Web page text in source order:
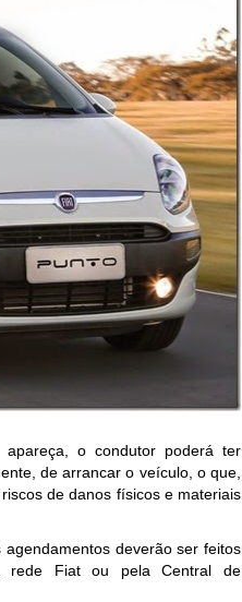
o condutor poderá ter
de arrancar o veículo, o que,
de danos físicos e materiais
deverão ser feitos
rede Fiat ou pela Central de